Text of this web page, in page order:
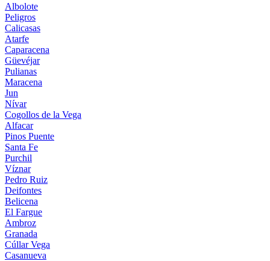
Albolote
Peligros
Calicasas
Atarfe
Caparacena
Güevéjar
Pulianas
Maracena
Jun
Nívar
Cogollos de la Vega
Alfacar
Pinos Puente
Santa Fe
Purchil
Víznar
Pedro Ruiz
Deifontes
Belicena
El Fargue
Ambroz
Granada
Cúllar Vega
Casanueva